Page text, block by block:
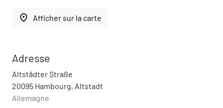
place Afficher sur la carte
Adresse
Altstädter Straße
20095 Hambourg, Altstadt
Allemagne